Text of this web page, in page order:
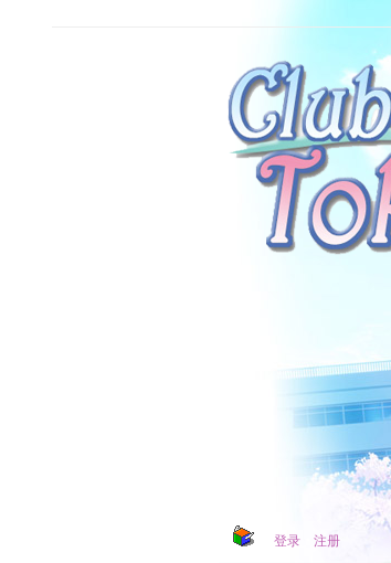
登录 注册